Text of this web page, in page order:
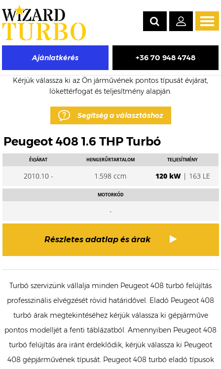
Ajánlatkérés +36 70 948 4748
Peugeot 408 eladó turbó árak
Kérjük válassza ki az Ön járművének pontos típusát évjárat,
lökettérfogat és teljesítmény alapján.
Segítség a választáshoz
Peugeot 408 1.6 THP Turbó
ÉVJÁRAT
2010.10 -
HENGERŰRTARTALOM
1.598 ccm
TELJESÍTMÉNY
120 kW| 163 LE
MOTORKÓD
-
Részletes adatlap és árak
Turbó szervizünk vállalja minden Peugeot 408 turbó felújítás
professzinális elvégzését rövid határidővel. Eladó Peugeot 408
turbó árak megtekintéséhez kérjük válassza ki gépjárműve
pontos modelljét a fenti táblázatból. Amennyiben Peugeot 408
turbó felújítás ára iránt érdeklődik, kérjük válassza ki Peugeot
408 gépjárművének típusát. Peugeot 408 turbó eladó típusok